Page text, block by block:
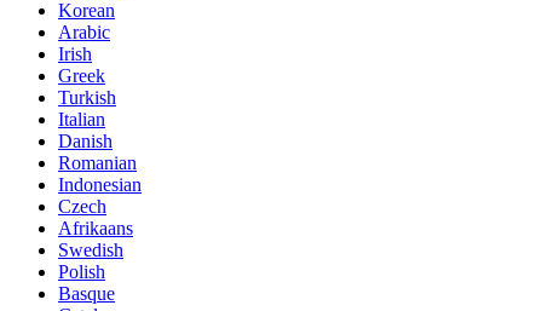
Korean
Arabic
Irish
Greek
Turkish
Italian
Danish
Romanian
Indonesian
Czech
Afrikaans
Swedish
Polish
Basque